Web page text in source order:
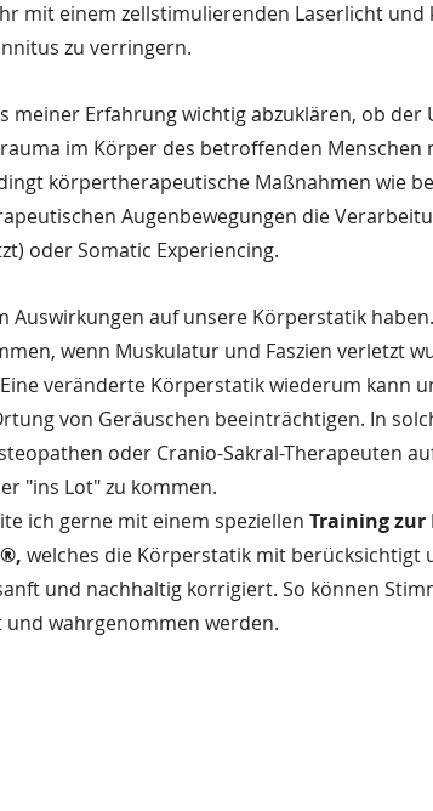
mit einem zellstimulierenden Laserlicht und
zu verringern.
meiner Erfahrung wichtig abzuklären, ob der
im Körper des betroffenden Menschen
körpertherapeutische Maßnahmen wie
Augenbewegungen die
oder Somatic Experiencing.
Auswirkungen auf unsere Körperstatik
wenn Muskulatur und Faszien verletzt
veränderte Körperstatik wiederum kann
von Geräuschen beeinträchtigen. In
oder Cranio-Sakral-Therapeuten
"ins Lot" zu kommen.
ich gerne mit einem speziellen Training zur
welches die Körperstatik mit berücksichtigt
und nachhaltig korrigiert. So können
wahrgenommen werden.